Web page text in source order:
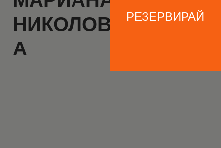
НИКОЛОВ
А
РЕЗЕРВИРАЙ